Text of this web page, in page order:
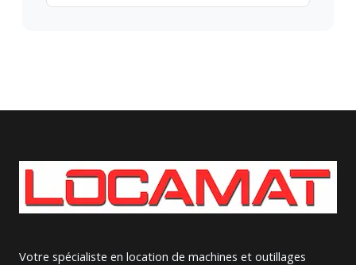
Votre spécialiste en location de machines et outillages